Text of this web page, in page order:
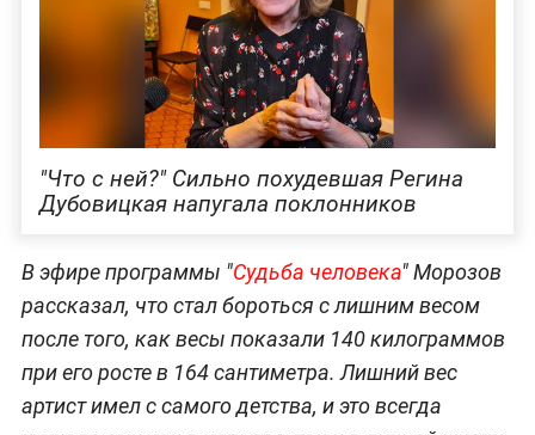
"Что с ней?" Сильно похудевшая Регина
Дубовицкая напугала поклонников
В эфире программы "Судьба человека" Морозов
рассказал, что стал бороться с лишним весом
после того, как весы показали 140 килограммов
при его росте в 164 сантиметра. Лишний вес
артист имел с самого детства, и это всегда